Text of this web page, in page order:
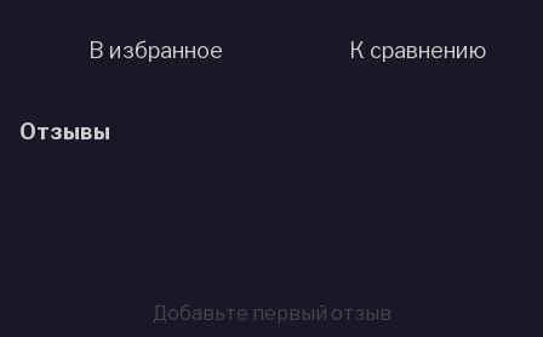
В избранное К сравнению
Отзывы
Добавьте первый отзыв